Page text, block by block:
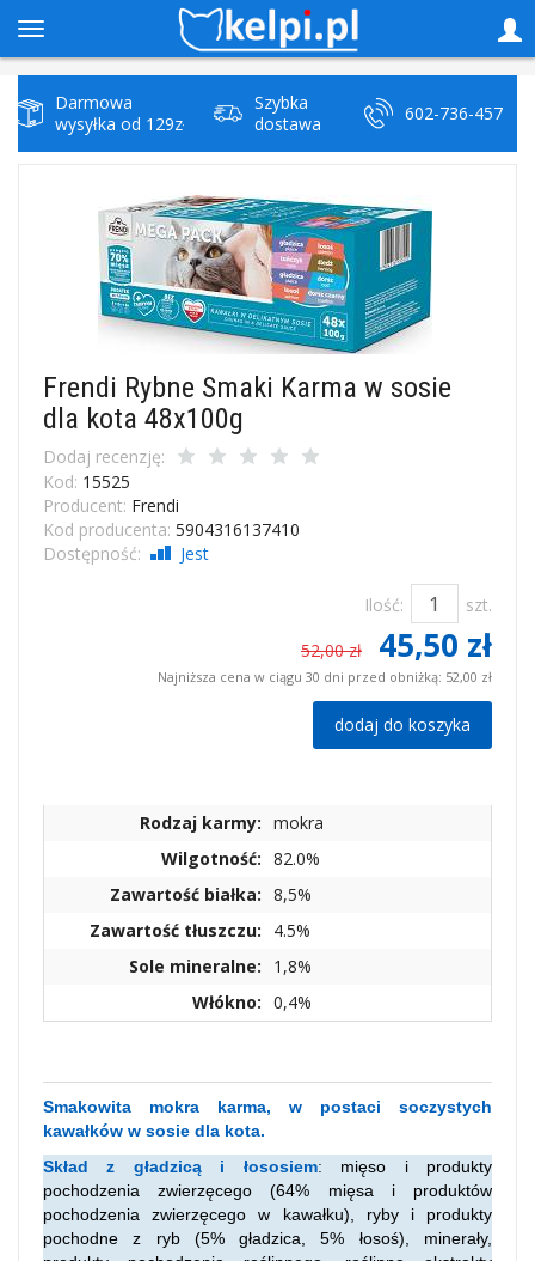
Darmowa
wysyłka od 129zł
Szybka
dostawa
602-736-457
Frendi Rybne Smaki Karma w sosie
dla kota 48x100g
Dodaj recenzję:
Kod: 15525
Producent: Frendi
Kod producenta: 5904316137410
Dostępność:
Jest
Ilość:
szt.
52,00 zł
45,50 zł
Najniższa cena w ciągu 30 dni przed obniżką: 52,00 zł
dodaj do koszyka
Rodzaj karmy: mokra
Wilgotność: 82.0%
Zawartość białka: 8,5%
Zawartość tłuszczu:
4.5%
Sole mineralne:
1,8%
Włókno: 0,4%
Smakowita mokra karma, w postaci soczystych
kawałków w sosie dla kota.
Skład z gładzicą i łososiem: mięso i produkty
pochodzenia zwierzęcego (64% mięsa i produktów
pochodzenia zwierzęcego w kawałku), ryby i produkty
pochodne z ryb (5% gładzica, 5% łosoś), minerały,